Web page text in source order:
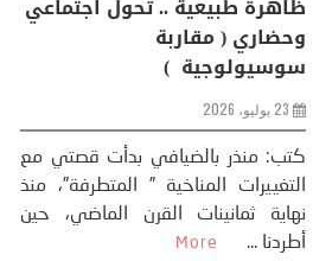
10 يوليو، 2026
كتب: منذر بالضيافي ** المنعطف
الحضاري، ** والتحول السوسيولوجي،
** وإعادة تشكيل القوة عالميًا، **
العالم، يدخل لحظة تاريخ...
More